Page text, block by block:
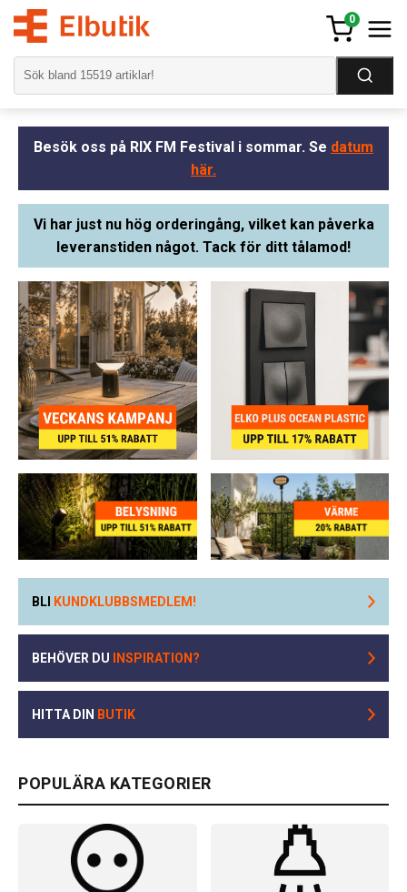
0
Besök oss på RIX FM Festival i sommar. Se datum
här.
Vi har just nu hög orderingång, vilket kan påverka
leveranstiden något. Tack för ditt tålamod!
BLI KUNDKLUBBSMEDLEM!
BEHÖVER DU INSPIRATION?
HITTA DIN BUTIK
POPULÄRA KATEGORIER